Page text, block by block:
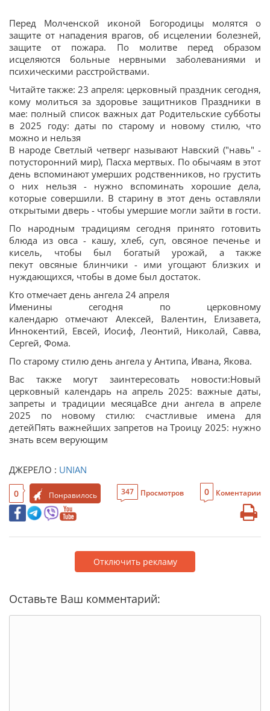
Перед Молченской иконой Богородицы молятся о
защите от нападения врагов, об исцелении болезней,
защите от пожара. По молитве перед образом
исцеляются больные нервными заболеваниями и
психическими расстройствами.
Читайте также: 23 апреля: церковный праздник сегодня,
кому молиться за здоровье защитников Праздники в
мае: полный список важных дат Родительские субботы
в 2025 году: даты по старому и новому стилю, что
можно и нельзя
В народе Светлый четверг называют Навский ("навь" -
потусторонний мир), Пасха мертвых. По обычаям в этот
день вспоминают умерших родственников, но грустить
о них нельзя - нужно вспоминать хорошие дела,
которые совершили. В старину в этот день оставляли
открытыми дверь - чтобы умершие могли зайти в гости.
По народным традициям сегодня принято готовить
блюда из овса - кашу, хлеб, суп, овсяное печенье и
кисель, чтобы был богатый урожай, а также
пекут овсяные блинчики - ими угощают близких и
нуждающихся, чтобы в доме был достаток.
Кто отмечает день ангела 24 апреля
Именины сегодня по церковному
календарю отмечают Алексей, Валентин, Елизавета,
Иннокентий, Евсей, Иосиф, Леонтий, Николай, Савва,
Сергей, Фома.
По старому стилю день ангела у Антипа, Ивана, Якова.
Вас также могут заинтересовать новости:Новый
церковный календарь на апрель 2025: важные даты,
запреты и традиции месяцаВсе дни ангела в апреле
2025 по новому стилю: счастливые имена для
детейПять важнейших запретов на Троицу 2025: нужно
знать всем верующим
ДЖЕРЕЛО : UNIAN
0 Понравилось 347 Просмотров 0 Коментарии
Отключить рекламу
Оставьте Ваш комментарий: